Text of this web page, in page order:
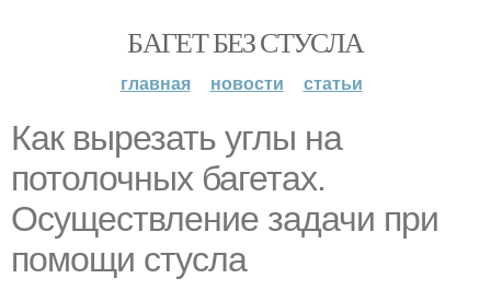
БАГЕТ БЕЗ СТУСЛА
главная новости статьи
Как вырезать углы на
потолочных багетах.
Осуществление задачи при
помощи стусла